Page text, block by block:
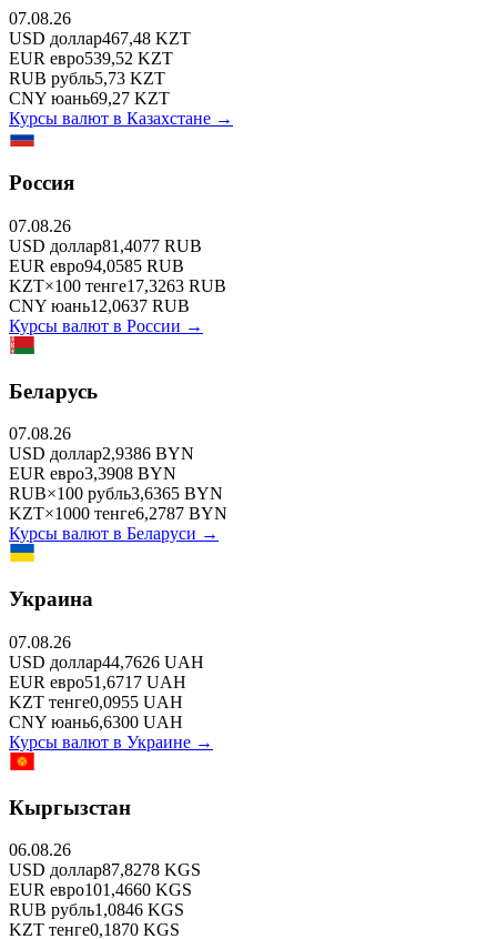
07.08.26
USD доллар467,48 KZT
EUR евро539,52 KZT
RUB рубль5,73 KZT
CNY юань69,27 KZT
Курсы валют в Казахстане →
Россия
07.08.26
USD доллар81,4077 RUB
EUR евро94,0585 RUB
KZT×100 тенге17,3263 RUB
CNY юань12,0637 RUB
Курсы валют в России →
Беларусь
07.08.26
USD доллар2,9386 BYN
EUR евро3,3908 BYN
RUB×100 рубль3,6365 BYN
KZT×1000 тенге6,2787 BYN
Курсы валют в Беларуси →
Украина
07.08.26
USD доллар44,7626 UAH
EUR евро51,6717 UAH
KZT тенге0,0955 UAH
CNY юань6,6300 UAH
Курсы валют в Украине →
Кыргызстан
06.08.26
USD доллар87,8278 KGS
EUR евро101,4660 KGS
RUB рубль1,0846 KGS
KZT тенге0,1870 KGS